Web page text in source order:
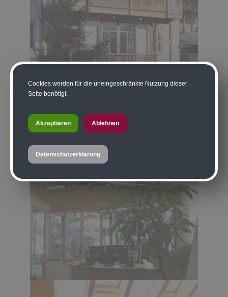
Cookies werden für die uneingeschränkte Nutzung dieser
Seite benötigt.
Akzeptieren Ablehnen
Datenschutzerklärung